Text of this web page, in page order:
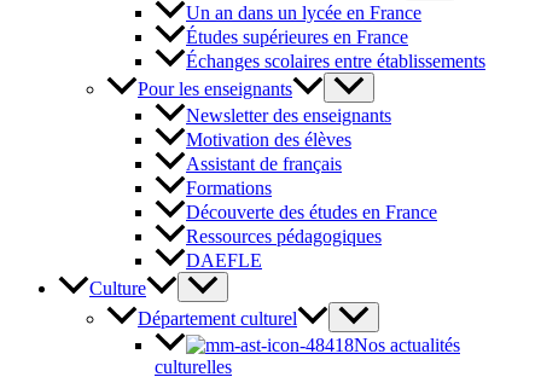
Un an dans un lycée en France
Études supérieures en France
Échanges scolaires entre établissements
Pour les enseignants
Newsletter des enseignants
Motivation des élèves
Assistant de français
Formations
Découverte des études en France
Ressources pédagogiques
DAEFLE
Culture
Département culturel
Nos actualités
culturelles